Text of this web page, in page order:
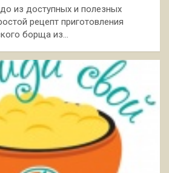
из доступных и полезных
рецепт приготовления
борща из…